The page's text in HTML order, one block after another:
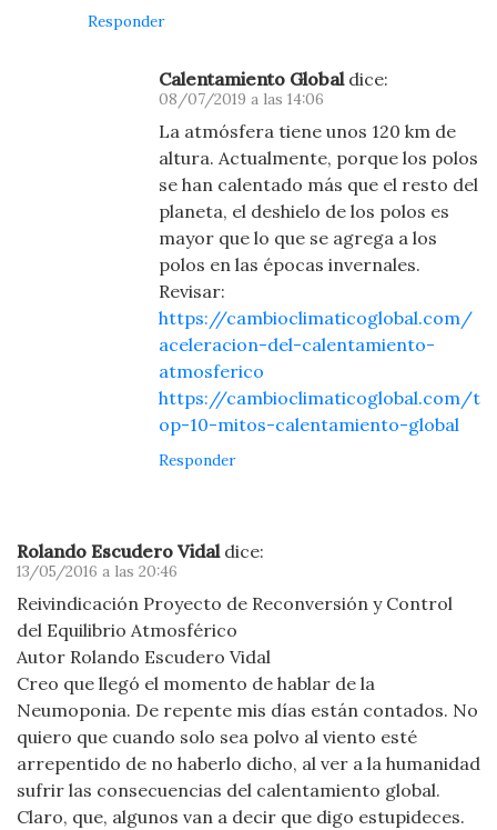
Responder
Calentamiento Global dice:
08/07/2019 a las 14:06
La atmósfera tiene unos 120 km de
altura. Actualmente, porque los polos
se han calentado más que el resto del
planeta, el deshielo de los polos es
mayor que lo que se agrega a los
polos en las épocas invernales.
Revisar:
https://cambioclimaticoglobal.com/
aceleracion-del-calentamiento-
atmosferico
https://cambioclimaticoglobal.com/t
op-10-mitos-calentamiento-global
Responder
Rolando Escudero Vidal dice:
13/05/2016 a las 20:46
Reivindicación Proyecto de Reconversión y Control
del Equilibrio Atmosférico
Autor Rolando Escudero Vidal
Creo que llegó el momento de hablar de la
Neumoponia. De repente mis días están contados. No
quiero que cuando solo sea polvo al viento esté
arrepentido de no haberlo dicho, al ver a la humanidad
sufrir las consecuencias del calentamiento global.
Claro, que, algunos van a decir que digo estupideces.